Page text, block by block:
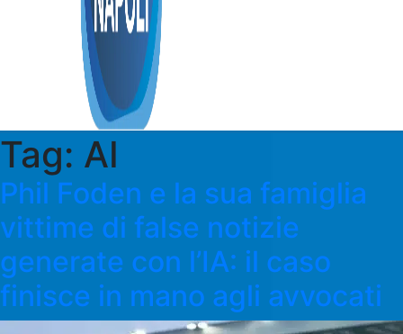
Tag: AI
Phil Foden e la sua famiglia
vittime di false notizie
generate con l’IA: il caso
finisce in mano agli avvocati